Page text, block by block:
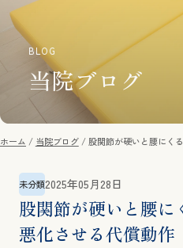
BLOG
当院ブログ
ホーム 当院ブログ 股関節が硬いと腰にく
未分類2025年05月28日
股関節が硬いと腰
悪化させる代償動作